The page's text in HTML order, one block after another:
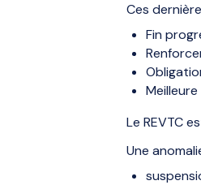
Ces
Fin
Le REVTC
Une